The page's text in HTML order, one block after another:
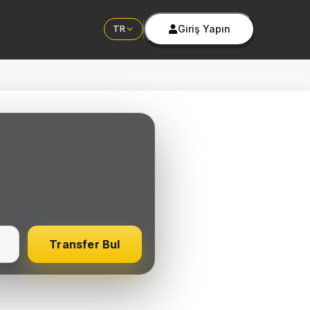
TR Giriş Yapın
Transfer Bul